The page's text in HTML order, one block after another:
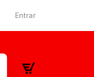
Entrar